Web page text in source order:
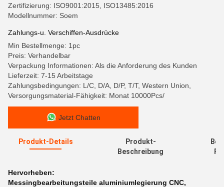
Zertifizierung: ISO9001:2015, ISO13485:2016
Modellnummer: Soem
Zahlungs-u. Verschiffen-Ausdrücke
Min Bestellmenge: 1pc
Preis: Verhandelbar
Verpackung Informationen: Als die Anforderung des Kunden
Lieferzeit: 7-15 Arbeitstage
Zahlungsbedingungen: L/C, D/A, D/P, T/T, Western Union,
Versorgungsmaterial-Fähigkeit: Monat 10000Pcs/
Jetzt Chatten
Produkt-Details
Produkt-
Beschreibung
Hervorheben:
Messingbearbeitungsteile aluminiumlegierung CNC,